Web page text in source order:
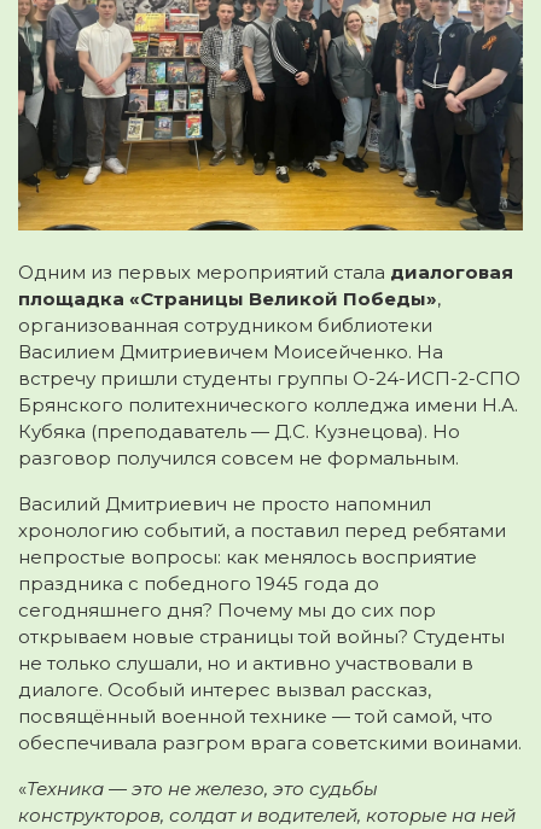
Одним из первых мероприятий стала диалоговая
площадка «Страницы Великой Победы»,
организованная сотрудником библиотеки
Василием Дмитриевичем Моисейченко. На
встречу пришли студенты группы О-24-ИСП-2-СПО
Брянского политехнического колледжа имени Н.А.
Кубяка (преподаватель — Д.С. Кузнецова). Но
разговор получился совсем не формальным.
Василий Дмитриевич не просто напомнил
хронологию событий, а поставил перед ребятами
непростые вопросы: как менялось восприятие
праздника с победного 1945 года до
сегодняшнего дня? Почему мы до сих пор
открываем новые страницы той войны? Студенты
не только слушали, но и активно участвовали в
диалоге. Особый интерес вызвал рассказ,
посвящённый военной технике — той самой, что
обеспечивала разгром врага советскими воинами.
«Техника — это не железо, это судьбы
конструкторов, солдат и водителей, которые на ней